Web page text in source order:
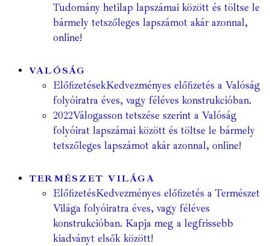
Tudomány hetilap lapszámai között és töltse le
bármely tetszőleges lapszámot akár azonnal,
online!
VALÓSÁG
ElőfizetésekKedvezményes előfizetés a Valóság
folyóiratra éves, vagy féléves konstrukcióban.
2022Válogasson tetszése szerint a Valóság
folyóirat lapszámai között és töltse le bármely
tetszőleges lapszámot akár azonnal, online!
TERMÉSZET VILÁGA
ElőfizetésKedvezményes előfizetés a Természet
Világa folyóiratra éves, vagy féléves
konstrukcióban. Kapja meg a legfrissebb
kiadványt elsők között!